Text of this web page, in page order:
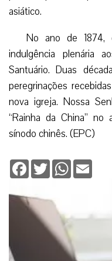
asiático.
No ano de 1874,
indulgência plenária
Santuário. Duas
peregrinações
nova igreja. Nossa
“Rainha da China”
sínodo chinês. (EPC)
Facebook
TwitterWhatsApp